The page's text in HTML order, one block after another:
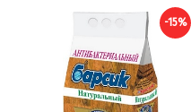
-15%